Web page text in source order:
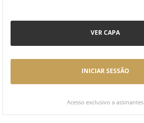
VER CAPA
INICIAR SESSÃO
Acesso exclusivo a assinantes